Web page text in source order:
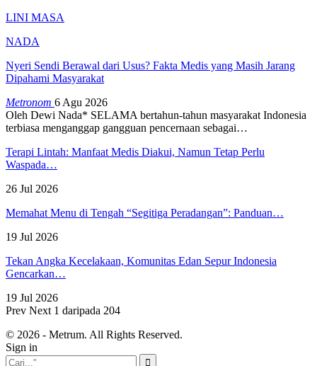
LINI MASA
NADA
Nyeri Sendi Berawal dari Usus? Fakta Medis yang Masih Jarang
Dipahami Masyarakat
Metronom 6 Agu 2026
Oleh Dewi Nada* SELAMA bertahun-tahun masyarakat Indonesia
terbiasa menganggap gangguan pencernaan sebagai…
Terapi Lintah: Manfaat Medis Diakui, Namun Tetap Perlu
Waspada…
26 Jul 2026
Memahat Menu di Tengah “Segitiga Peradangan”: Panduan…
19 Jul 2026
Tekan Angka Kecelakaan, Komunitas Edan Sepur Indonesia
Gencarkan…
19 Jul 2026
Prev Next 1 daripada 204
© 2026 - Metrum. All Rights Reserved.
Sign in